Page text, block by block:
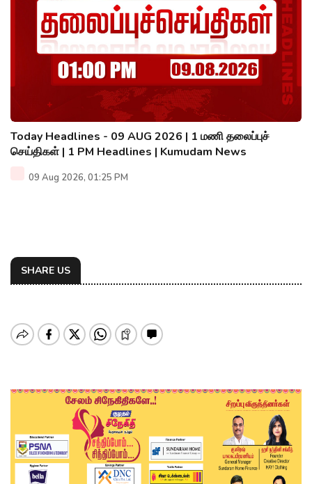
Today Headlines - 09 AUG 2026 | 1 மணி தலைப்புச்
செய்திகள் | 1 PM Headlines | Kumudam News
09 Aug 2026, 01:25 PM
SHARE US